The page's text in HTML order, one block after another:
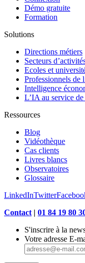
Démo gratuite
Formation
Solutions
Directions métiers
Secteurs
Ecoles et
Professionnels de
Intelligence
L’IA au service
Ressources
Blog
Vidéothèque
Cas clients
Livres blancs
Observatoires
Glossaire
LinkedInTwitter
Contact | 01 84 19 80
S'inscrire à la
Votre adresse E-